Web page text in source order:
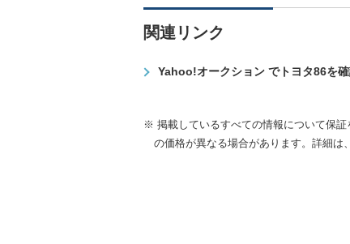
関連リンク
Yahoo!オークション でトヨタ86を
※ 掲載しているすべての情報について保
の価格が異なる場合があります。詳細は